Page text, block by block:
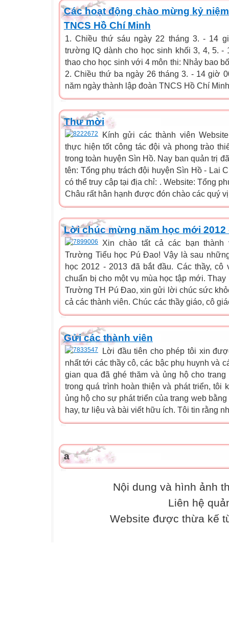
Các hoạt động chào mừng kỷ
TNCS Hồ Chí Minh
1. Chiều thứ sáu ngày 22 tháng 3. - 14
trường IQ dành cho học sinh khối 3, 4, 5.
thao cho học sinh với 4 môn thi: Nhảy bao
2. Chiều thứ ba ngày 26 tháng 3. - 14 giờ
năm ngày thành lập đoàn TNCS Hồ Chí
Thư mời
Kính gửi các thành viên
thực hiện tốt công tác đội và phong trào
trong toàn huyện Sìn Hồ. Nay ban quản trị
tên: Tổng phụ trách đội huyện Sìn Hồ - Lai
có thể truy cập tại địa chỉ: . Website: Tổng
Châu rất hân hạnh được đón chào các quý
Lời chúc mừng năm học mới 2012
Xin chào tất cả các bạn thành
Trường Tiểu học Pú Đao! Vậy là sau
học 2012 - 2013 đã bắt đầu. Các thầy, cô
chuẩn bị cho một vụ mùa học tập mới.
Trường TH Pú Đao, xin gửi lời chúc sức
cả các thành viên. Chúc các thầy giáo, cô
Gửi các thành viên
Lời đầu tiên cho phép tôi xin
nhất tới các thầy cô, các bậc phụ huynh và
gian qua đã ghé thăm và ủng hộ cho
trong quá trình hoàn thiện và phát triển, tôi
ủng hộ cho sự phát triển của trang web
hay, tư liệu và bài viết hữu ích. Tôi tin rằng
a
Nội dung và hình ảnh
Liên hệ
Website được thừa kế